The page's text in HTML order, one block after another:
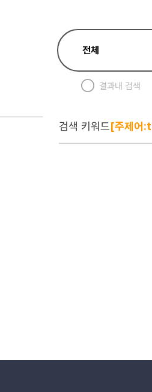
결과내 검색
검색 키워드[주제어